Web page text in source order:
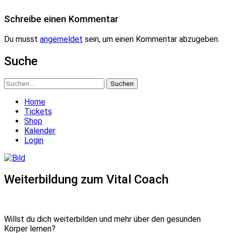
Schreibe einen Kommentar
Du musst angemeldet sein, um einen Kommentar abzugeben.
Suche
Suchen
nach:
Home
Tickets
Shop
Kalender
Login
Weiterbildung zum Vital Coach
Willst du dich weiterbilden und mehr über den gesunden
Körper lernen?